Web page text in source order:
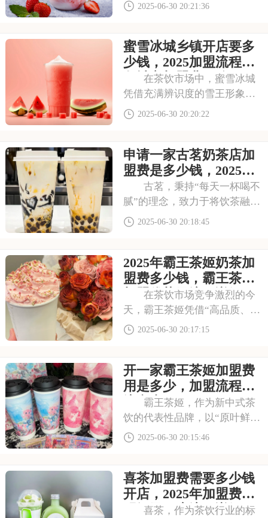
热，以下是蜜雪冰城如何加盟
及加盟费多少，2025蜜雪冰城
加盟费用明细的具
2025-06-30 20:21:36
蜜雪冰城乡镇开店要多
少钱，2025加盟流程及
各城市加盟费一览
在茶饮市场中，蜜雪冰城
凭借充满辨识度的雪王形象与
实惠美味的产品，深受大众喜
若你对蜜雪冰城加盟感兴趣，
下面就来看看蜜雪冰城乡镇开
店要多少钱，202
2025-06-30 20:20:22
申请一家古茗奶茶店加
盟费是多少钱，2025年
加盟费用明细及申请条
件
古茗，秉持“每天一杯喝不
腻”的理念，致力于将饮茶融入
日常。在茶饮市场中口碑佳，
看看申请一家古茗奶茶店加盟
费是多少钱，2025年加盟费用
明细及申请
2025-06-30 20:18:45
2025年霸王茶姬奶茶加
盟费多少钱，霸王茶姬
加盟优势及流程详解
在茶饮市场竞争激烈的今
天，霸王茶姬凭借“高品质、高
颜值、高体验”的三重优势脱颖
者喜爱。以下是2025年霸王茶
姬奶茶加盟费多少钱，霸王茶
姬加盟优
2025-06-30 20:17:15
开一家霸王茶姬加盟费
用是多少，加盟流程及
注意事项
霸王茶姬，作为新中式茶
饮的代表性品牌，以“原叶鲜奶
茶”为核心，融合东方文化与现
位、精致的品牌形象和强大的
市场号召力，吸引了众多创业
者的关注。以下
2025-06-30 20:15:46
喜茶加盟费需要多少钱
开店，2025年加盟费用
明细及开店流程详解
喜茶，作为茶饮行业的标